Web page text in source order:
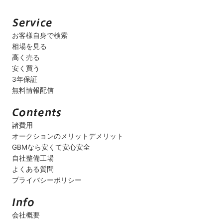
お客様自身で検索
相場を見る
高く売る
安く買う
3年保証
無料情報配信
諸費用
オークションのメリットデメリット
GBMなら安くて安心安全
自社整備工場
よくある質問
プライバシーポリシー
会社概要